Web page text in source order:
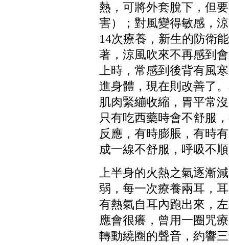
熱，可將外套脫下，但
害）；對風變得敏感，
14次療養，新生的防衛
著，涼風吹來不再感到
上時，常感到後背有風
進身體，現在則改善了
肌肉緊繃收縮，胃平常
只有吃西藥時會不舒服
反應，有時膨脹，有時
成一線不舒服，呼吸不
上半身的火熱之氣逐漸
弱，每一次療養兩耳，
有熱氣自耳內跑出來，
應會很癢，曾用一圈咒
轉動繞圈的聲音，約響